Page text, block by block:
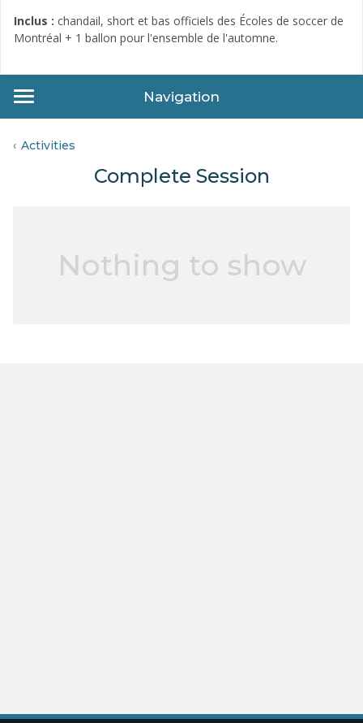
Inclus : chandail, short et bas officiels des Écoles de soccer de
Montréal + 1 ballon pour l'ensemble de l'automne.
Navigation
Activities
Complete Session
Nothing to show